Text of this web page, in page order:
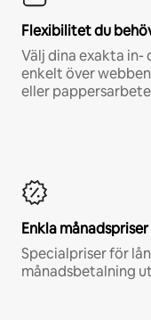
Flexibilitet du
Välj dina exakta
enkelt över
eller
Enkla månadspriser
Specialpriser för
månadsbetalning